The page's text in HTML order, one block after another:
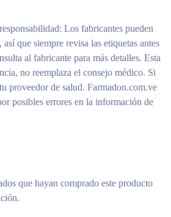
: Los fabricantes pueden
que siempre revisa las etiquetas antes
al fabricante para más detalles. Esta
no reemplaza el consejo médico. Si
proveedor de salud. Farmadon.com.ve
posibles errores en la información de
que hayan comprado este producto